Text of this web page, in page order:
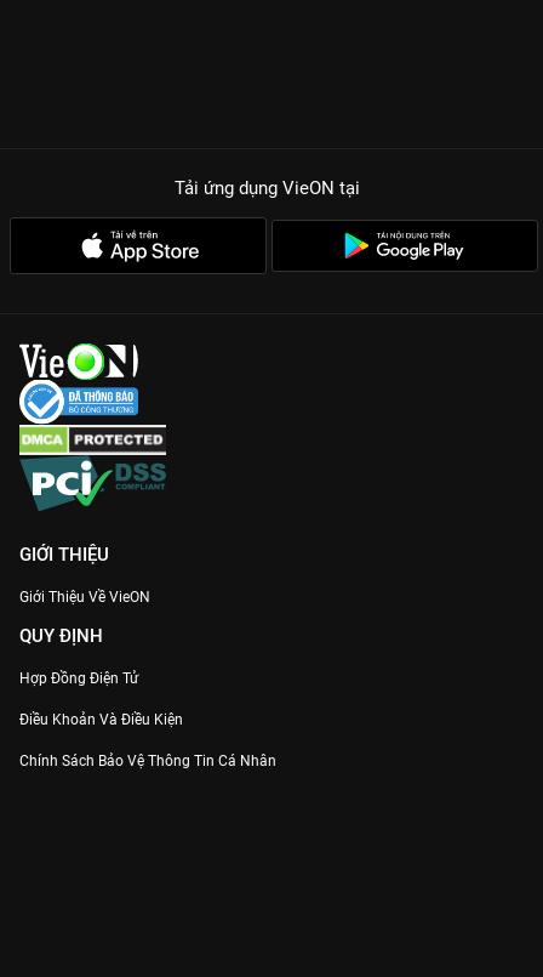
Tải ứng dụng VieON tại
GIỚI THIỆU
Giới Thiệu Về VieON
QUY ĐỊNH
Hợp Đồng Điện Tử
Điều Khoản Và Điều Kiện
Chính Sách Bảo Vệ Thông Tin Cá Nhân